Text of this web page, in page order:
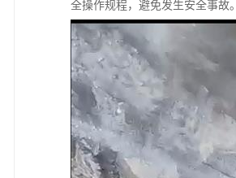
全操作规程，避免发生安全事故。